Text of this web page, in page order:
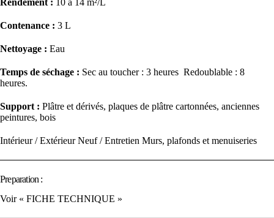
Contenance : 3 L
Nettoyage : Eau
Temps de séchage : Sec au toucher : 3 heures Redoublable : 8
heures.
Support : Plâtre et dérivés, plaques de plâtre cartonnées, anciennes
peintures, bois
Intérieur / Extérieur Neuf / Entretien Murs, plafonds et menuiseries
Preparation :
Voir « FICHE TECHNIQUE »